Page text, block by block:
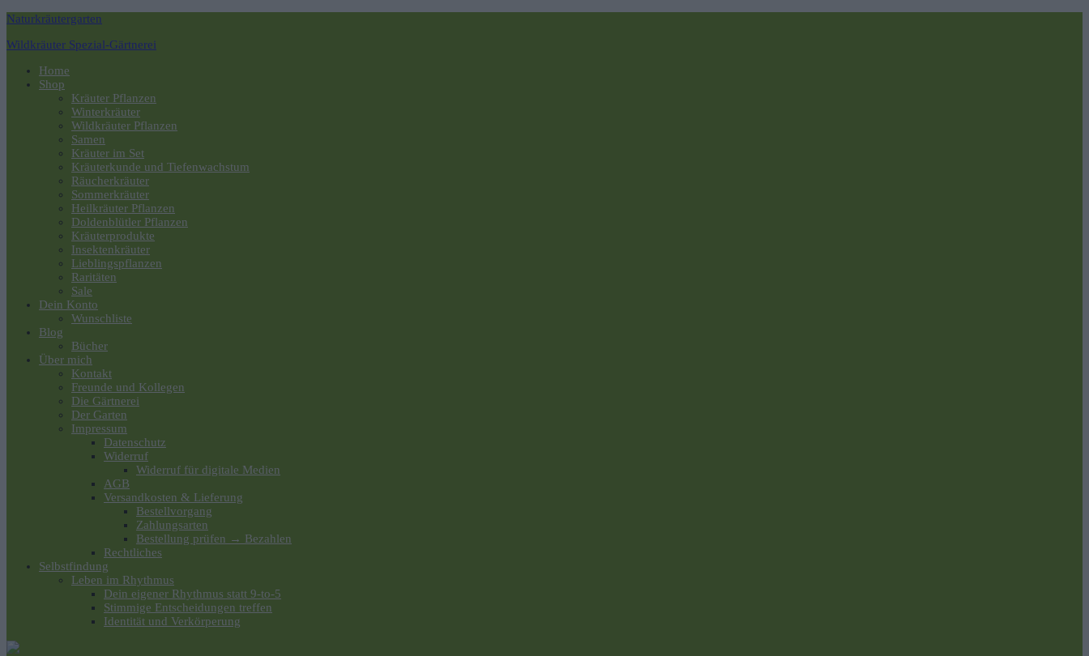
Naturkräutergarten
Wildkräuter Spezial-Gärtnerei
Navigation
umschalten
Home
Shop
Kräuter Pflanzen
Winterkräuter
Wildkräuter Pflanzen
Samen
Kräuter im Set
Kräuterkunde und Tiefenwachstum
Räucherkräuter
Sommerkräuter
Heilkräuter Pflanzen
Doldenblütler Pflanzen
Kräuterprodukte
Insektenkräuter
Lieblingspflanzen
Raritäten
Sale
Dein Konto
Wunschliste
Blog
Bücher
Über mich
Kontakt
Freunde und Kollegen
Die Gärtnerei
Der Garten
Impressum
Datenschutz
Widerruf
Widerruf für digitale Medien
AGB
Versandkosten & Lieferung
Bestellvorgang
Zahlungsarten
Bestellung prüfen → Bezahlen
Rechtliches
Selbstfindung
Leben im Rhythmus
Dein eigener Rhythmus statt 9-to-5
Stimmige Entscheidungen treffen
Identität und Verkörperung